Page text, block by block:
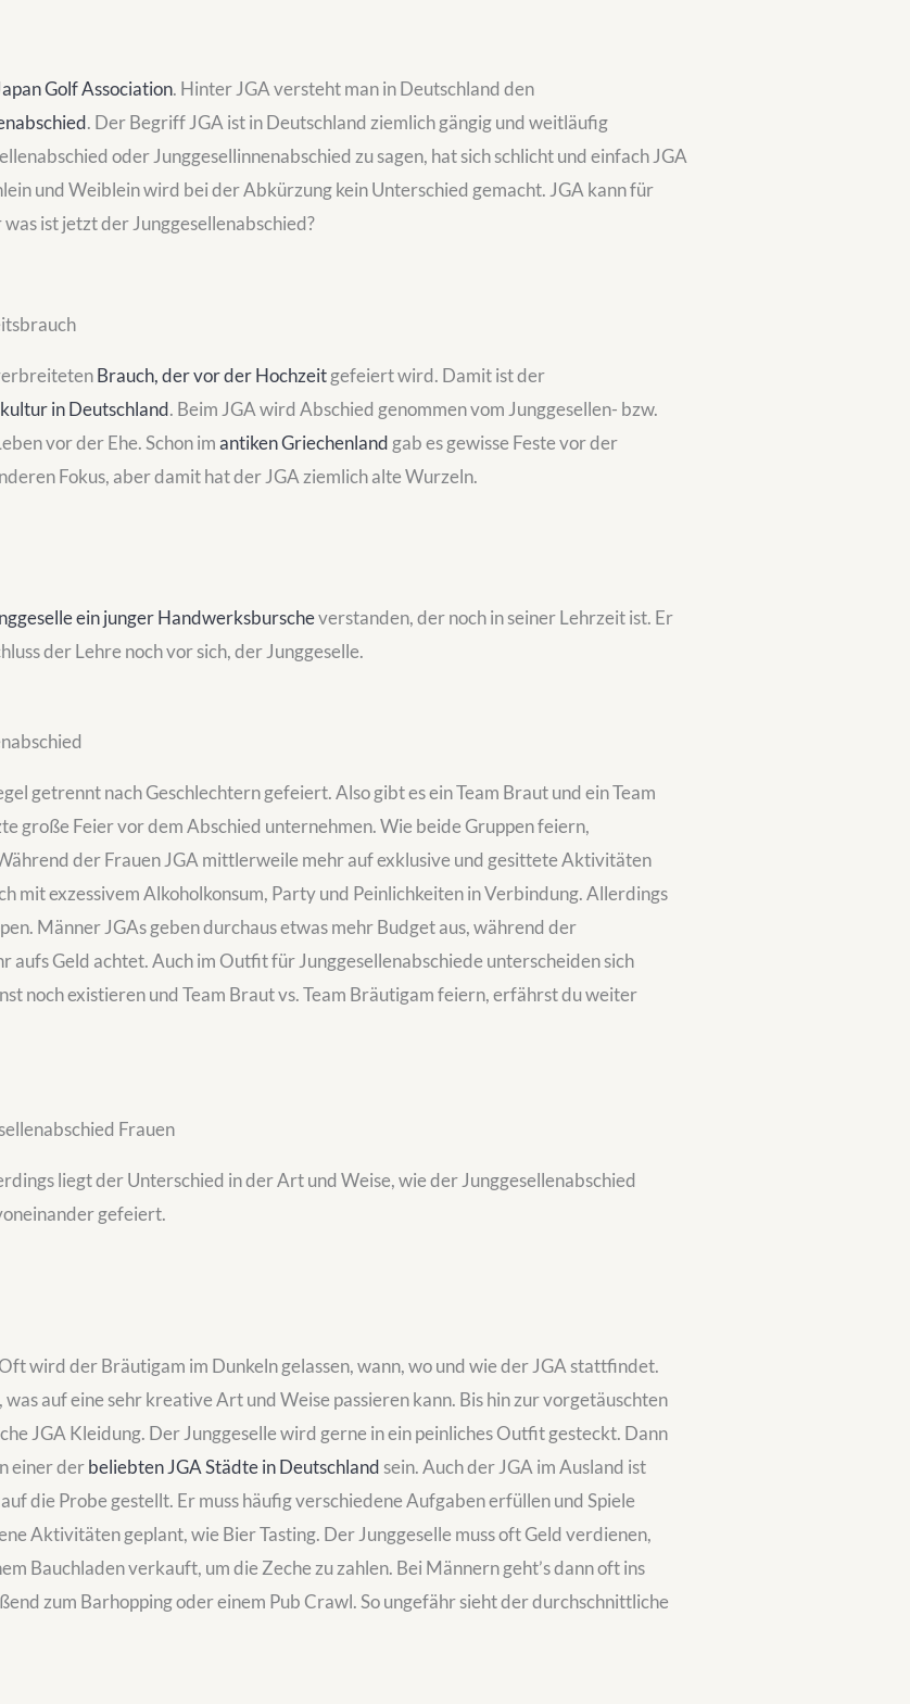
Golf Association. Hinter JGA versteht man in Deutschland den
. Der Begriff JGA ist in Deutschland ziemlich gängig und weitläufig
oder Junggesellinnenabschied zu sagen, hat sich schlicht und einfach JGA
und Weiblein wird bei der Abkürzung kein Unterschied gemacht. JGA kann für
ist jetzt der Junggesellenabschied?
Brauch, der vor der Hochzeitgefeiert wird. Damit ist der
in Deutschland. Beim JGA wird Abschied genommen vom Junggesellen- bzw.
vor der Ehe. Schon imantiken Griechenland gab es gewisse Feste vor der
Fokus, aber damit hat der JGA ziemlich alte Wurzeln.
ein junger Handwerksburscheverstanden, der noch in seiner Lehrzeit ist. Er
der Lehre noch vor sich, der Junggeselle.
getrennt nach Geschlechtern gefeiert. Also gibt es ein Team Braut und ein Team
große Feier vor dem Abschied unternehmen. Wie beide Gruppen feiern,
der Frauen JGA mittlerweile mehr auf exklusive und gesittete Aktivitäten
mit exzessivem Alkoholkonsum, Party und Peinlichkeiten in Verbindung. Allerdings
Männer JGAs geben durchaus etwas mehr Budget aus, während der
aufs Geld achtet. Auch im Outfit für Junggesellenabschiede unterscheiden sich
noch existieren und Team Braut vs. Team Bräutigam feiern, erfährst du weiter
Frauen
liegt der Unterschied in der Art und Weise, wie der Junggesellenabschied
gefeiert.
wird der Bräutigam im Dunkeln gelassen, wann, wo und wie der JGA stattfindet.
auf eine sehr kreative Art und Weise passieren kann. Bis hin zur vorgetäuschten
JGA Kleidung. Der Junggeselle wird gerne in ein peinliches Outfit gesteckt. Dann
einer derbeliebten JGA Städte in Deutschlandsein. Auch der JGA im Ausland ist
die Probe gestellt. Er muss häufig verschiedene Aufgaben erfüllen und Spiele
Aktivitäten geplant, wie Bier Tasting. Der Junggeselle muss oft Geld verdienen,
Bauchladen verkauft, um die Zeche zu zahlen. Bei Männern geht’s dann oft ins
zum Barhopping oder einem Pub Crawl. So ungefähr sieht der durchschnittliche